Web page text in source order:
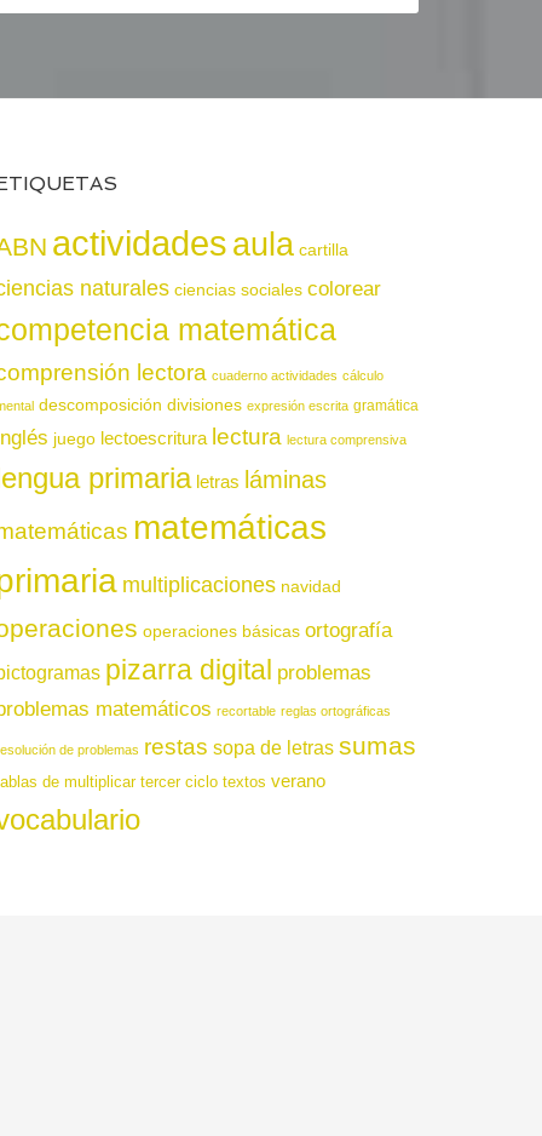
actividadesaula cartilla
naturales ciencias sociales colorear
matemática
lectora cuaderno actividades cálculo
descomposición divisiones expresión escrita gramática
juego lectoescritura lectura lectura comprensiva
primaria letras láminas
matemáticas
multiplicaciones navidad
operaciones básicas ortografía
pizarra digital problemas
matemáticos recortable reglas ortográficas
de problemas restas sopa de letras sumas
de multiplicar tercer ciclo textos verano